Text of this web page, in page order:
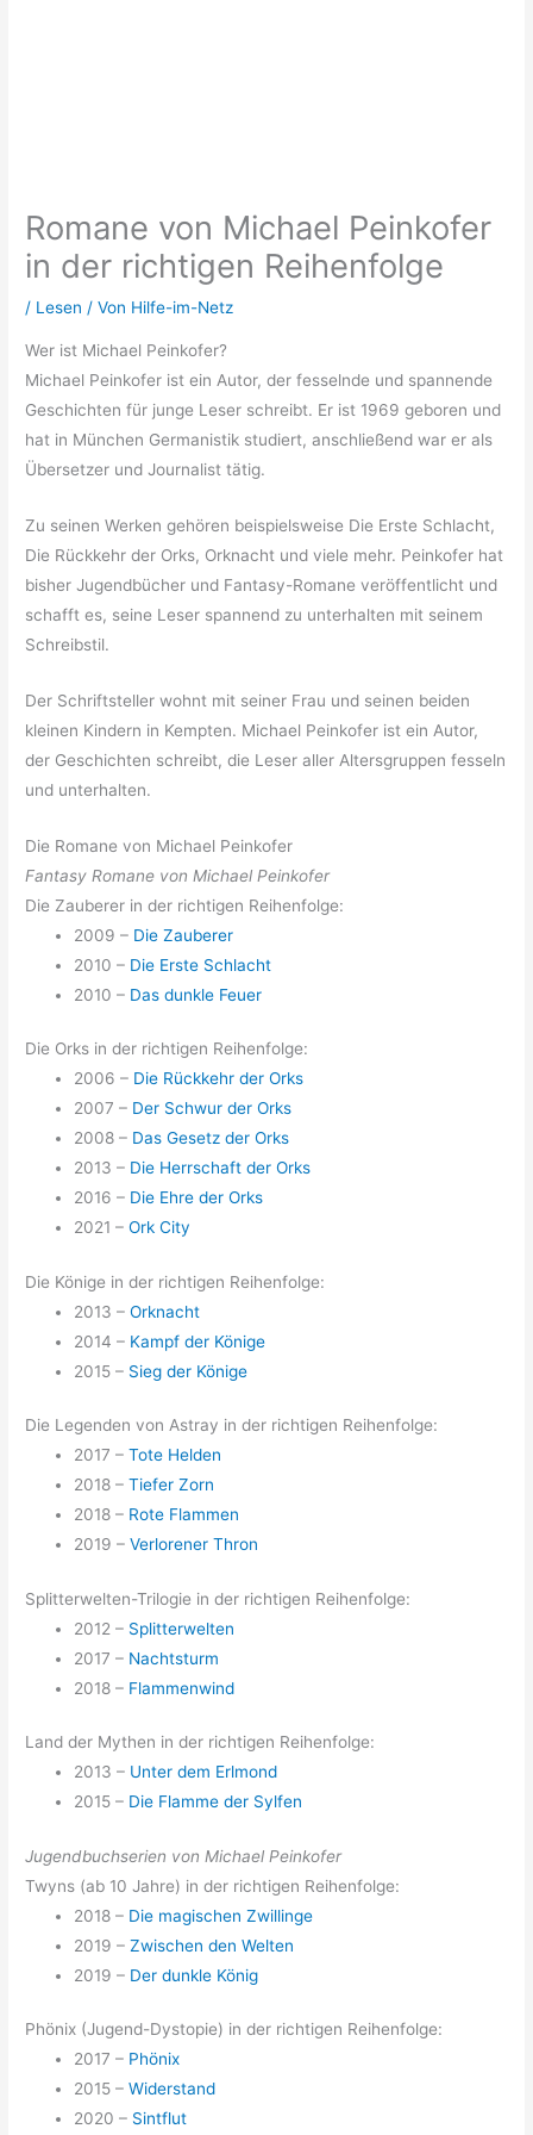
Romane von Michael Peinkofer
in der richtigen Reihenfolge
/ Lesen / Von Hilfe-im-Netz
Wer ist Michael Peinkofer?
Michael Peinkofer ist ein Autor, der fesselnde und spannende
Geschichten für junge Leser schreibt. Er ist 1969 geboren und
hat in München Germanistik studiert, anschließend war er als
Übersetzer und Journalist tätig.
Zu seinen Werken gehören beispielsweise Die Erste Schlacht,
Die Rückkehr der Orks, Orknacht und viele mehr. Peinkofer hat
bisher Jugendbücher und Fantasy-Romane veröffentlicht und
schafft es, seine Leser spannend zu unterhalten mit seinem
Schreibstil.
Der Schriftsteller wohnt mit seiner Frau und seinen beiden
kleinen Kindern in Kempten. Michael Peinkofer ist ein Autor,
der Geschichten schreibt, die Leser aller Altersgruppen fesseln
und unterhalten.
Die Romane von Michael Peinkofer
Fantasy Romane von Michael Peinkofer
Die Zauberer in der richtigen Reihenfolge:
2009 – Die Zauberer
2010 – Die Erste Schlacht
2010 – Das dunkle Feuer
Die Orks in der richtigen Reihenfolge:
2006 – Die Rückkehr der Orks
2007 – Der Schwur der Orks
2008 – Das Gesetz der Orks
2013 – Die Herrschaft der Orks
2016 – Die Ehre der Orks
2021 –Ork City
Die Könige in der richtigen Reihenfolge:
2013 –Orknacht
2014 – Kampf der Könige
2015 – Sieg der Könige
Die Legenden von Astray in der richtigen Reihenfolge:
2017 –Tote Helden
2018 –Tiefer Zorn
2018 – Rote Flammen
2019 –Verlorener Thron
Splitterwelten-Trilogie in der richtigen Reihenfolge:
2012 – Splitterwelten
2017 – Nachtsturm
2018 – Flammenwind
Land der Mythen in der richtigen Reihenfolge:
2013 – Unter dem Erlmond
2015 – Die Flamme der Sylfen
Jugendbuchserien von Michael Peinkofer
Twyns (ab 10 Jahre) in der richtigen Reihenfolge:
2018 – Die magischen Zwillinge
2019 –Zwischen den Welten
2019 – Der dunkle König
Phönix (Jugend-Dystopie) in der richtigen Reihenfolge:
2017 – Phönix
2015 –Widerstand
2020 – Sintflut